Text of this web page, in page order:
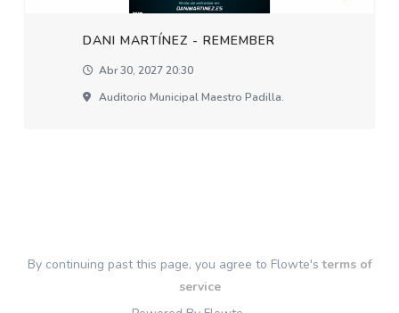
DANI MARTÍNEZ - REMEMBER
Abr 30, 2027 20:30
Auditorio Municipal Maestro Padilla.
By continuing past this page, you agree to Flowte'sterms of
service